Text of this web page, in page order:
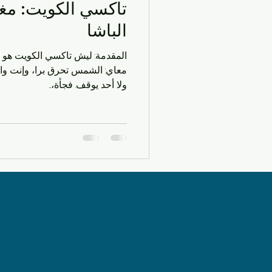
سيارات الأجرة الحياة
الحياة العملية في الكويت
توصيل سريع خدمات
تاكسي الكويت:
الباشا
معاي: الشمس تحرق برا، وإنت
ولا أحد يوقف. فجأة،...